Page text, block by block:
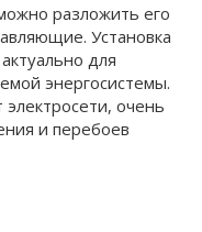
разложить его
Установка
для
энергосистемы.
очень
и перебоев